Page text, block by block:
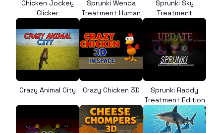
Chicken Jockey
Clicker
Sprunki Wenda
Treatment Human
Sprunki Sky
Treatment
Crazy Animal City Crazy Chicken 3D
Sprunki Raddy
Treatment Edition